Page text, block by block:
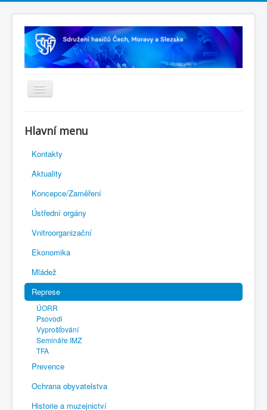
Rejstřík sportu
Novelizace Stanov SH ČMS
Plán činnosti 2026
Kalendář akcí
Výhody pro členy
Portál REDENOX
Hlavní menu
Kontakty
Aktuality
Koncepce/Zaměření
Ústřední orgány
Vnitroorganizační
Ekonomika
Mládež
Represe
ÚORR
Psovodi
Vyprošťování
Semináře IMZ
TFA
Prevence
Ochrana obyvatelstva
Historie a muzejnictví